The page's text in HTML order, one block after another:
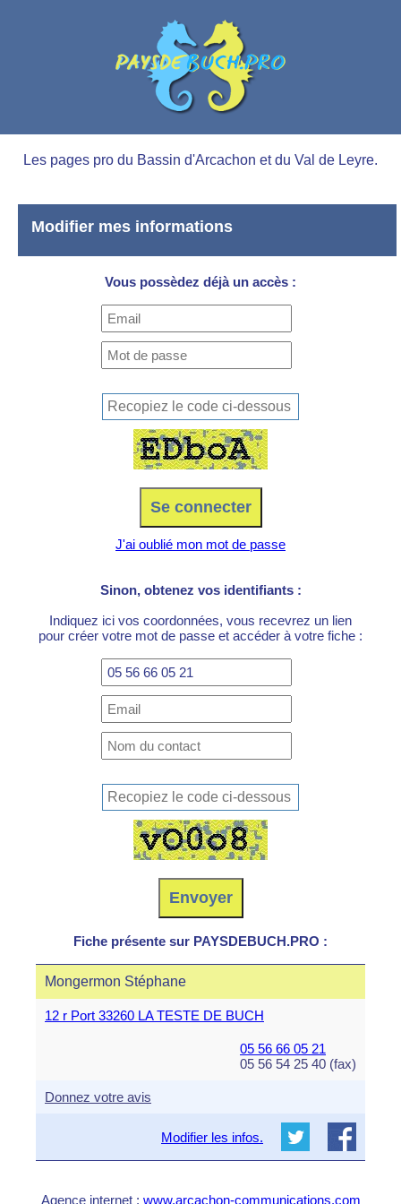
Les pages pro du Bassin d'Arcachon et du Val de Leyre.
Modifier mes informations
Vous possèdez déjà un accès :
J'ai oublié mon mot de passe
Sinon, obtenez vos identifiants :
Indiquez ici vos coordonnées, vous recevrez un lien
pour créer votre mot de passe et accéder à votre fiche :
Fiche présente sur PAYSDEBUCH.PRO :
Mongermon Stéphane
12 r Port 33260 LA TESTE DE BUCH
05 56 66 05 21
05 56 54 25 40 (fax)
Donnez votre avis
Modifier les infos.
Agence internet : www.arcachon-communications.com